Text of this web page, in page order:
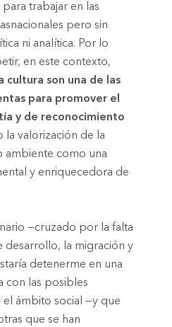
trabajar en las
pero sin
ni analítica. Por lo
en este contexto,
cultura son una de las
para promover el
y de reconocimiento
la valorización de la
ambiente como una
y enriquecedora de
—cruzado por la falta
desarrollo, la migración y
detenerme en una
con las posibles
ámbito social —y que
que se han